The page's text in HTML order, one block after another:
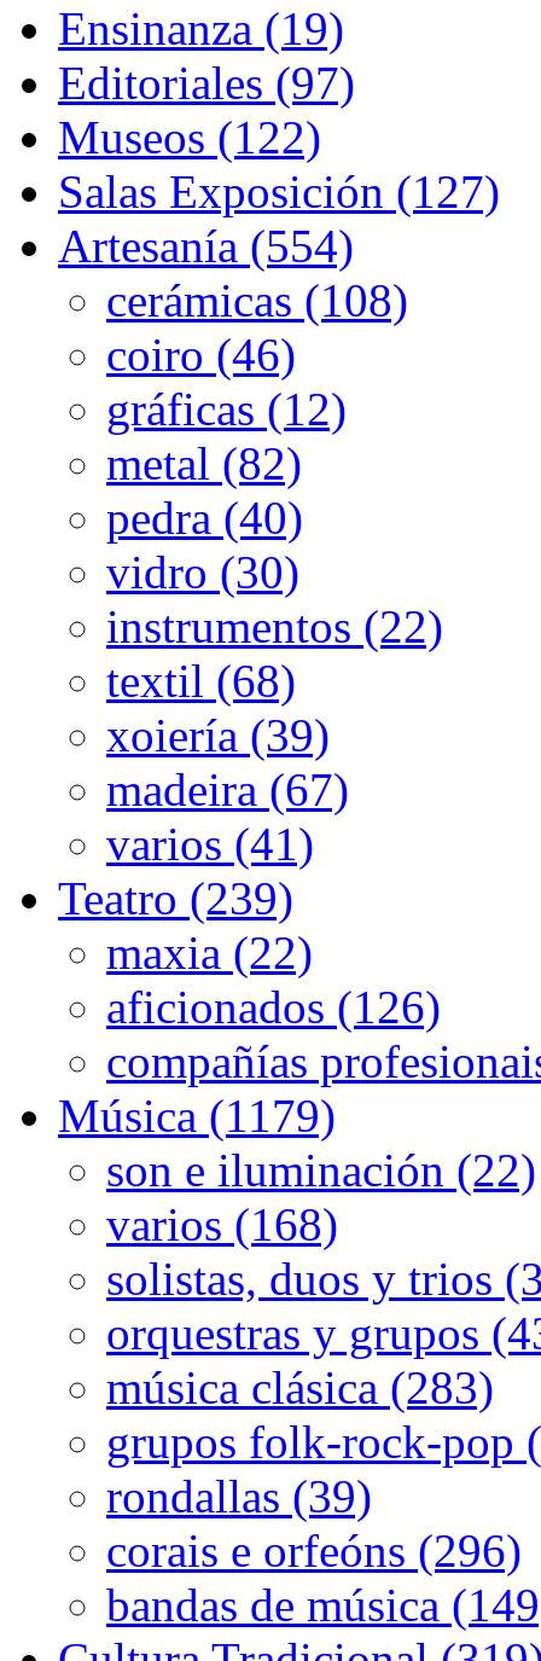
Ensinanza (19)
Editoriales (97)
Museos (122)
Salas Exposición (127)
Artesanía (554)
cerámicas (108)
coiro (46)
gráficas (12)
metal (82)
pedra (40)
vidro (30)
instrumentos (22)
textil (68)
xoiería (39)
madeira (67)
varios (41)
Teatro (239)
maxia (22)
aficionados (126)
compañías
Música (1179)
son e iluminación (22)
varios (168)
solistas, duos y trios
orquestras y grupos
música clásica (283)
grupos folk-rock-pop
rondallas (39)
corais e orfeóns (296)
bandas de música